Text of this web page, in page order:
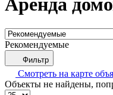
Аренда
Рекомендуемые
Фильтр
Смотреть на карте
Объекты не найдены,